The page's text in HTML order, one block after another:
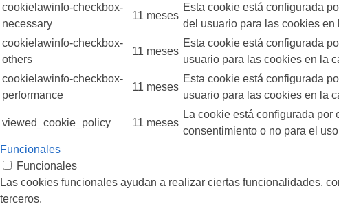
cookielawinfo-checkbox-
necessary
11 meses
Esta cookie está configurada
del usuario para las cookies
cookielawinfo-checkbox-
others
11 meses
Esta cookie está configurada
usuario para las cookies en la
cookielawinfo-checkbox-
performance
11 meses
Esta cookie está configurada
usuario para las cookies en la
viewed_cookie_policy 11 meses
La cookie está configurada
consentimiento o no para el
Funcionales
Funcionales
Las cookies funcionales ayudan a realizar ciertas funcionalidades,
terceros.